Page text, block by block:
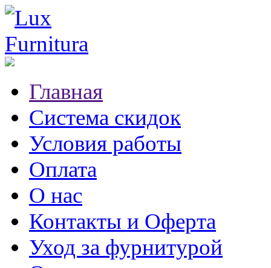
Главная
Система скидок
Условия работы
Оплата
О нас
Контакты и Оферта
Уход за фурнитурой